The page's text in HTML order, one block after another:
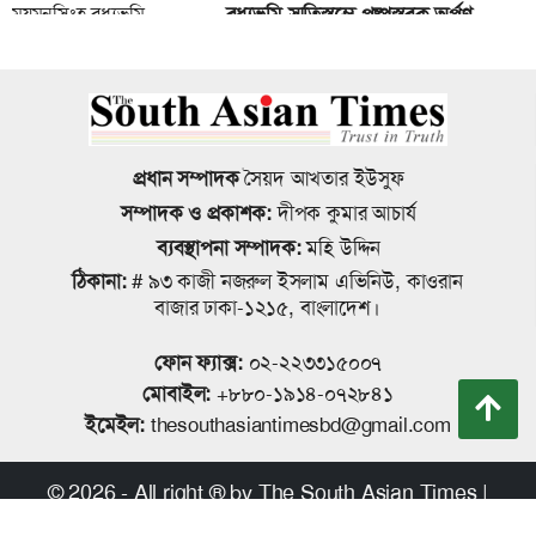
বাকেরগঞ্জে বোমা বিস্ফোরণে তিনজন
গুরুতর আহত
ময়মনসিংহে উদ্বোধন হয়েছে ভ্রাম্যমাণ
নিরাপদ খাদ্য পরীক্ষাগার
প্রতিমন্ত্রীর নাম ব্যবহার করে তদবির
বাণিজ্য, মোংলায় গ্রেপ্তার ১
বধ্যভূমি স্মৃতিস্তম্ভে পুষ্পস্তবক অর্পণ
জাতীয় রুফটপ সোলার কর্মসূচি সংক্রান্ত
অনুষ্ঠিত
ময়মনসিংহে নগর স্বাস্থ্য কেন্দ্রের তিনতলা
নবনির্মিত ভবনের শুভ উদ্বোধন
কল্যাণ বোর্ডকে আয়বর্ধক হিসেবে গড়ে
তুলতে হবে- কল্যাণ বোর্ডের মহাপরিচালক
প্রধান সম্পাদকসৈয়দ আখতার ইউসুফ
সম্পাদক ও প্রকাশক:দীপক কুমার আচার্য
ব্যবস্থাপনা সম্পাদক:মহি উদ্দিন
ঠিকানা:# ৯৩ কাজী নজরুল ইসলাম এভিনিউ, কাওরান
বাজার ঢাকা-১২১৫, বাংলাদেশ।
ফোন ফ্যাক্স: ০২-২২৩৩১৫০০৭
মোবাইল: +৮৮০-১৯১৪-০৭২৮৪১
ইমেইল: thesouthasiantimesbd@gmail.com
© 2026 - All right ® by The South Asian Times |